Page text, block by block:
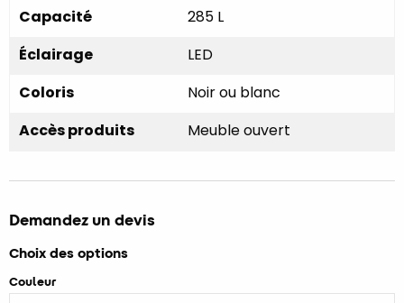
Capacité
285 L
Éclairage
LED
Coloris
Noir ou blanc
Accès produits
Meuble ouvert
Demandez un devis
Choix des options
Couleur